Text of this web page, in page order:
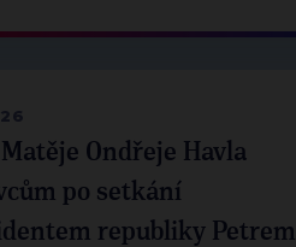
Ondřeje Havla
po setkání
republiky Petrem